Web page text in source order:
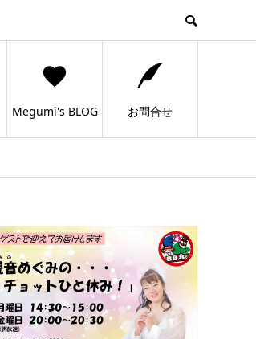
Megumi's BLOG お問合せ